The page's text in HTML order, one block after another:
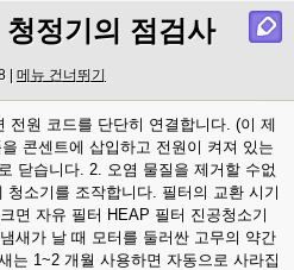
정기의 점검사
| 메뉴 건너뛰기
전원 코드를 단단히 연결합니다. (이 제
콘센트에 삽입하고 전원이 켜져 있는
닫습니다. 2. 오염 물질을 제거할 수없
소기를 조작합니다. 필터의 교환 시기
면 자유 필터 HEAP 필터 진공청소기
새가 날 때 모터를 둘러싼 고무의 약간
는 1~2 개월 사용하면 자동으로 사라집